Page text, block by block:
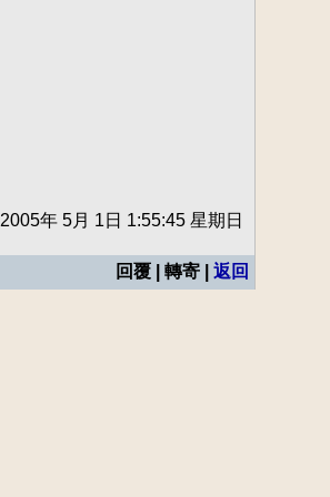
2005年 5月 1日 1:55:45 星期日
回覆 | 轉寄 | 返回